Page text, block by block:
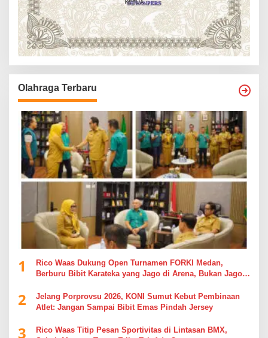
Olahraga Terbaru
1
Rico Waas Dukung Open Turnamen FORKI Medan,
Berburu Bibit Karateka yang Jago di Arena, Bukan Jago
2
Jelang Porprovsu 2026, KONI Sumut Kebut Pembinaan
Atlet: Jangan Sampai Bibit Emas Pindah Jersey
3
Rico Waas Titip Pesan Sportivitas di Lintasan BMX,